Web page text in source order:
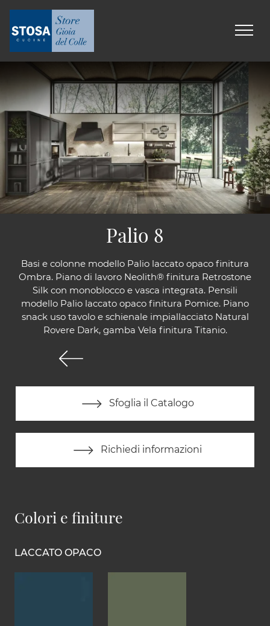
Basi e colonne modello Palio laccato opaco finitura
Ombra. Piano di lavoro Neolith® finitura Retrostone
Silk con monoblocco e vasca integrata. Pensili
modello Palio laccato opaco finitura Pomice. Piano
snack uso tavolo e schienale impiallacciato Natural
Rovere Dark, gamba Vela finitura Titanio.
Sfoglia il Catalogo
Richiedi informazioni
Palio 8
Colori e finiture
LACCATO OPACO